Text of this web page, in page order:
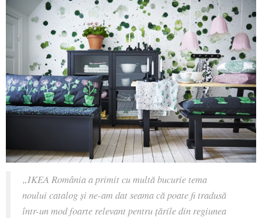
„IKEA România a primit cu multă bucurie tema
noului catalog și ne-am dat seama că poate fi tradusă
într-un mod foarte relevant pentru țările din regiunea